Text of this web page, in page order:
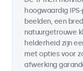
hoogwaardig
beelden, een
natuurgetrouwe
helderheid zijn
met opties voor
afwerking